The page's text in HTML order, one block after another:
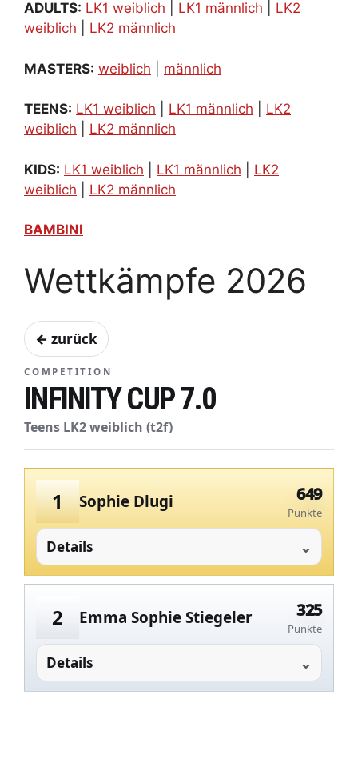
ADULTS: LK1 weiblich LK1 männlich
LK2
weiblich
LK2 männlich
MASTERS: weiblich männlich
TEENS: LK1 weiblich LK1 männlich
LK2
weiblich
LK2 männlich
KIDS: LK1 weiblich LK1 männlich
LK2
weiblich
LK2 männlich
BAMBINI
Wettkämpfe 2026
← zurück
COMPETITION
INFINITY CUP 7.0
Teens LK2 weiblich (t2f)
1 Sophie Dlugi 649
Punkte
Details
2 Emma Sophie Stiegeler 325
Punkte
Details